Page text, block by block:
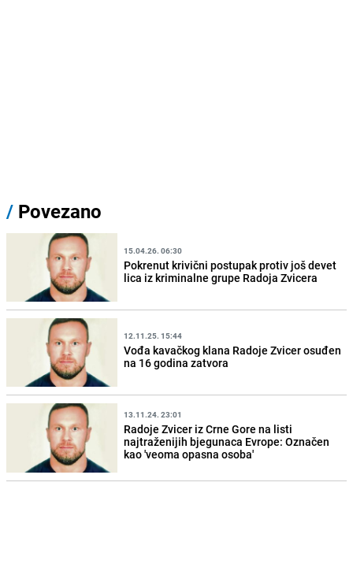
/ Povezano
15.04.26. 06:30
Pokrenut krivični postupak protiv još devet
lica iz kriminalne grupe Radoja Zvicera
12.11.25. 15:44
Vođa kavačkog klana Radoje Zvicer osuđen
na 16 godina zatvora
13.11.24. 23:01
Radoje Zvicer iz Crne Gore na listi
najtraženijih bjegunaca Evrope: Označen
kao 'veoma opasna osoba'